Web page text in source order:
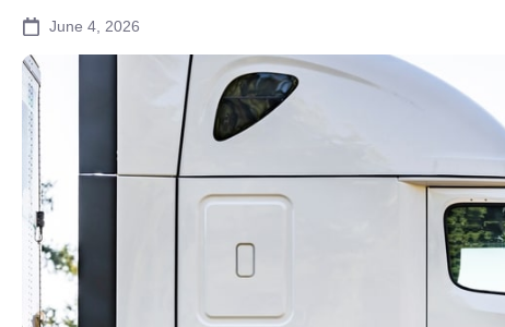
June 4, 2026